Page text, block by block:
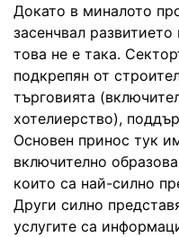
Докато в миналото
засенчвал развитието
това не е така.
подкрепян от
търговията
хотелиерство),
Основен принос тук
включително
които са най-силно
Други силно
услугите са